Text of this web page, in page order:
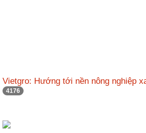
Vietgro: Hướng tới nền nông nghiệp
4176